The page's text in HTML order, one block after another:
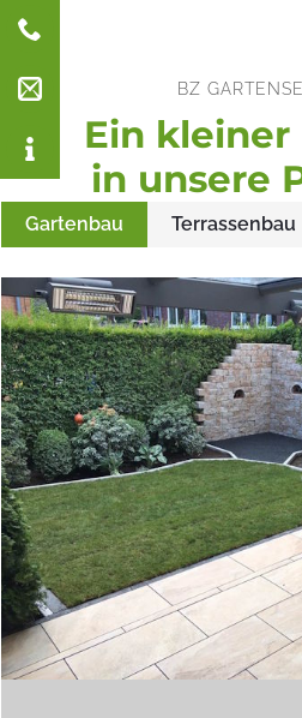
BZ
Ein
in unsere
Gartenbau Terrassenbau